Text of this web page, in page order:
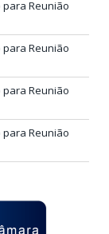
para Reunião
para Reunião
para Reunião
para Reunião